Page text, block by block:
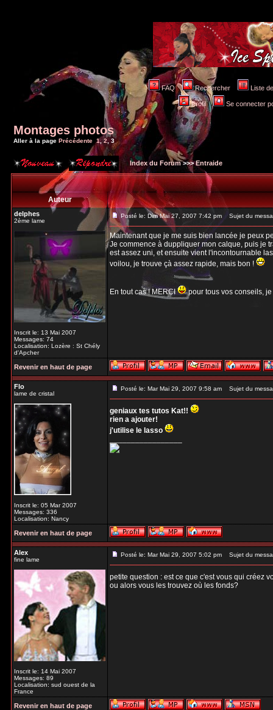
FAQ Rechercher Liste
Profil Se connecter
Montages photos
Aller à la page Précédente 1,2 3
Index du Forum>>>Entraide
Auteur
delphes
2ème lame
Inscrit le: 13 Mai 2007
Messages: 74
Localisation: Lozère : St Chély
d'Apcher
Posté le: Dim Mai 27, 2007 7:42 pm Sujet du
Maintenant que je me suis bien lancée je peux
Je commence à duppliquer mon calque, puis je
est assez uni, et ensuite vient l'incontournable
voilou, je trouve çà assez rapide, mais bon !
En tout cas ! MERCI pour tous vos conseils,
Revenir en haut de page
Flo
lame de cristal
Inscrit le: 05 Mar 2007
Messages: 336
Localisation: Nancy
Posté le: Mar Mai 29, 2007 9:58 am Sujet du
geniaux tes tutos Kat!!
rien a ajouter!
j'utilise le lasso
_________________
Revenir en haut de page
Alex
fine lame
Inscrit le: 14 Mai 2007
Messages: 89
Localisation: sud ouest de la
France
Posté le: Mar Mai 29, 2007 5:02 pm Sujet du
petite question : est ce que c'est vous qui créez
ou alors vous les trouvez où les fonds?
Revenir en haut de page